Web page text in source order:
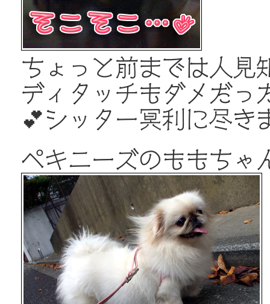
ちょっと前までは人見
ディタッチもダメだっ
💕シッター冥利に尽き
ペキニーズのももちゃ